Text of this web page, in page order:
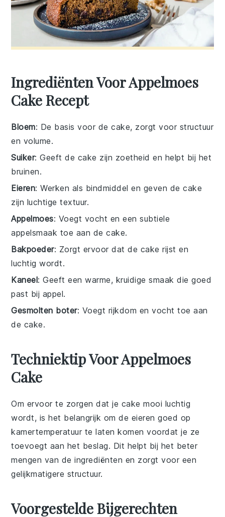
Ingrediënten Voor Appelmoes
Cake Recept
Bloem: De basis voor de cake, zorgt voor structuur
en volume.
Suiker: Geeft de cake zijn zoetheid en helpt bij het
bruinen.
Eieren: Werken als bindmiddel en geven de cake
zijn luchtige textuur.
Appelmoes: Voegt vocht en een subtiele
appelsmaak toe aan de cake.
Bakpoeder: Zorgt ervoor dat de cake rijst en
luchtig wordt.
Kaneel: Geeft een warme, kruidige smaak die goed
past bij appel.
Gesmolten boter: Voegt rijkdom en vocht toe aan
de cake.
Techniektip Voor Appelmoes
Cake
Om ervoor te zorgen dat je cake mooi luchtig
wordt, is het belangrijk om de eieren goed op
kamertemperatuur te laten komen voordat je ze
toevoegt aan het beslag. Dit helpt bij het beter
mengen van de ingrediënten en zorgt voor een
gelijkmatigere structuur.
Voorgestelde Bijgerechten